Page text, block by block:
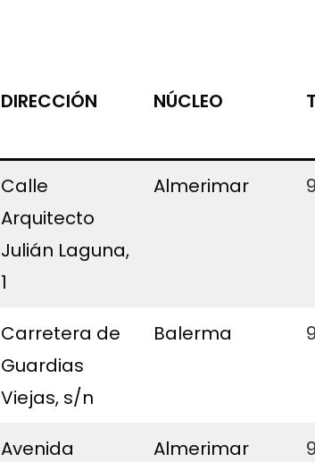
DIRECCIÓN NÚCLEO
Calle
Arquitecto
Julián Laguna,
1
Almerimar
Carretera de
Guardias
Viejas, s/n
Balerma
Avenida
Almerimar